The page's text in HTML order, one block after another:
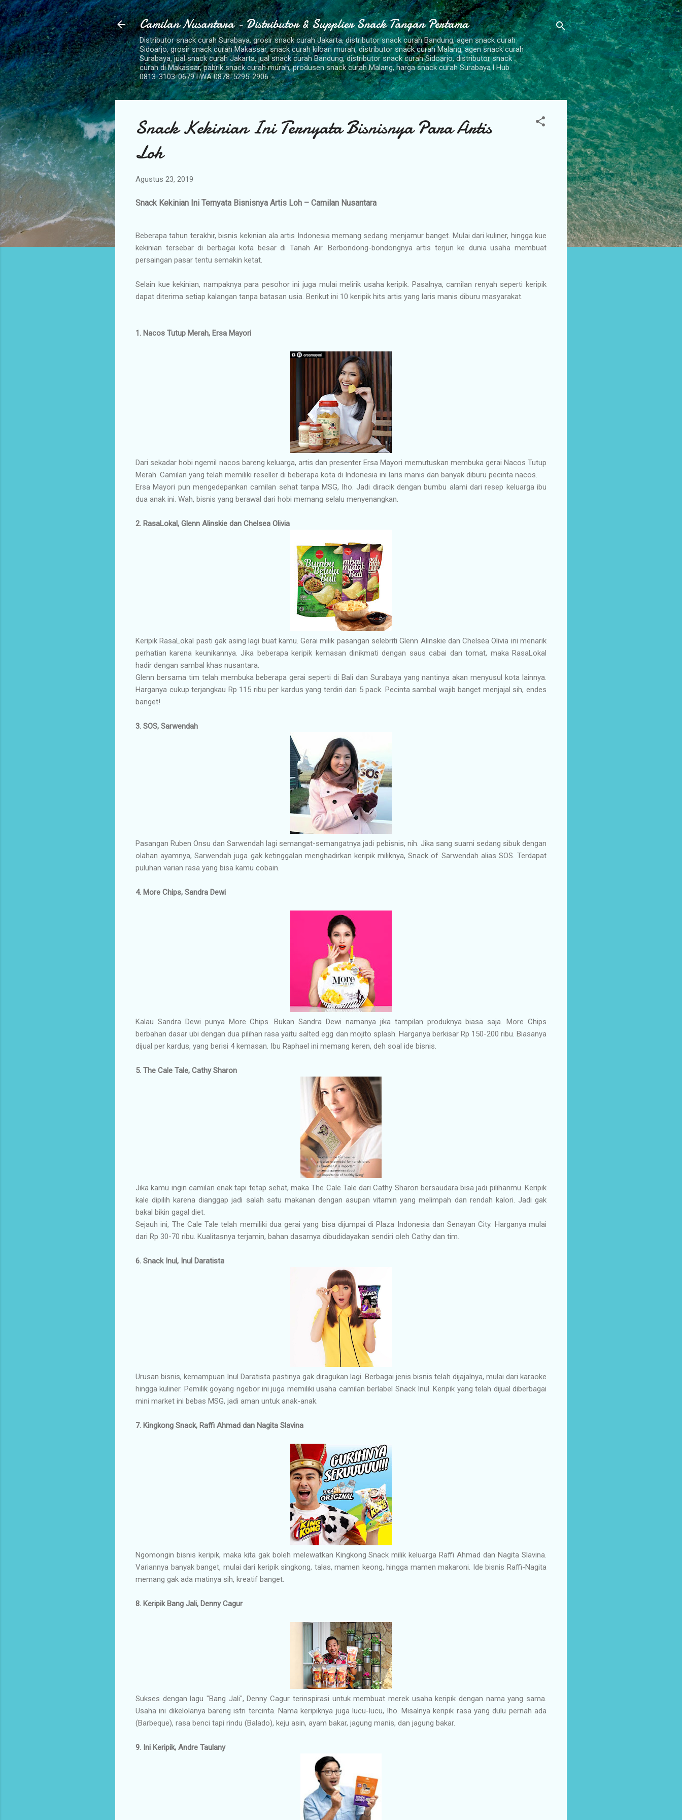
Langsung ke konten utama
Camilan Nusantara - Distributor & Supplier Snack Tangan Pertama
Distributor snack curah Surabaya, grosir snack curah Jakarta, distributor snack curah Bandung, agen snack curah
Sidoarjo, grosir snack curah Makassar, snack curah kiloan murah, distributor snack curah Malang, agen snack curah
Surabaya, jual snack curah Jakarta, jual snack curah Bandung, distributor snack curah Sidoarjo, distributor snack
curah di Makassar, pabrik snack curah murah, produsen snack curah Malang, harga snack curah Surabaya l Hub.
0813-3103-0679 l WA 0878-5295-2906
Snack Kekinian Ini Ternyata Bisnisnya Para Artis
Loh
Agustus 23, 2019
Snack Kekinian Ini Ternyata Bisnisnya Artis Loh – Camilan Nusantara
Beberapa tahun terakhir, bisnis kekinian ala artis Indonesia memang sedang menjamur banget. Mulai dari kuliner, hingga kue
kekinian tersebar di berbagai kota besar di Tanah Air. Berbondong-bondongnya artis terjun ke dunia usaha membuat
persaingan pasar tentu semakin ketat.
Selain kue kekinian, nampaknya para pesohor ini juga mulai melirik usaha keripik. Pasalnya, camilan renyah seperti keripik
dapat diterima setiap kalangan tanpa batasan usia. Berikut ini 10 keripik hits artis yang laris manis diburu masyarakat.
1. Nacos Tutup Merah, Ersa Mayori
Dari sekadar hobi ngemil nacos bareng keluarga, artis dan presenter Ersa Mayori memutuskan membuka gerai Nacos Tutup
Merah. Camilan yang telah memiliki reseller di beberapa kota di Indonesia ini laris manis dan banyak diburu pecinta nacos.
Ersa Mayori pun mengedepankan camilan sehat tanpa MSG, lho. Jadi diracik dengan bumbu alami dari resep keluarga ibu
dua anak ini. Wah, bisnis yang berawal dari hobi memang selalu menyenangkan.
2. RasaLokal, Glenn Alinskie dan Chelsea Olivia
Keripik RasaLokal pasti gak asing lagi buat kamu. Gerai milik pasangan selebriti Glenn Alinskie dan Chelsea Olivia ini menarik
perhatian karena keunikannya. Jika beberapa keripik kemasan dinikmati dengan saus cabai dan tomat, maka RasaLokal
hadir dengan sambal khas nusantara.
Glenn bersama tim telah membuka beberapa gerai seperti di Bali dan Surabaya yang nantinya akan menyusul kota lainnya.
Harganya cukup terjangkau Rp 115 ribu per kardus yang terdiri dari 5 pack. Pecinta sambal wajib banget menjajal sih, endes
banget!
3. SOS, Sarwendah
Pasangan Ruben Onsu dan Sarwendah lagi semangat-semangatnya jadi pebisnis, nih. Jika sang suami sedang sibuk dengan
olahan ayamnya, Sarwendah juga gak ketinggalan menghadirkan keripik miliknya, Snack of Sarwendah alias SOS. Terdapat
puluhan varian rasa yang bisa kamu cobain.
4. More Chips, Sandra Dewi
Kalau Sandra Dewi punya More Chips. Bukan Sandra Dewi namanya jika tampilan produknya biasa saja. More Chips
berbahan dasar ubi dengan dua pilihan rasa yaitu salted egg dan mojito splash. Harganya berkisar Rp 150-200 ribu. Biasanya
dijual per kardus, yang berisi 4 kemasan. Ibu Raphael ini memang keren, deh soal ide bisnis.
5. The Cale Tale, Cathy Sharon
Jika kamu ingin camilan enak tapi tetap sehat, maka The Cale Tale dari Cathy Sharon bersaudara bisa jadi pilihanmu. Keripik
kale dipilih karena dianggap jadi salah satu makanan dengan asupan vitamin yang melimpah dan rendah kalori. Jadi gak
bakal bikin gagal diet.
Sejauh ini, The Cale Tale telah memiliki dua gerai yang bisa dijumpai di Plaza Indonesia dan Senayan City. Harganya mulai
dari Rp 30-70 ribu. Kualitasnya terjamin, bahan dasarnya dibudidayakan sendiri oleh Cathy dan tim.
6. Snack Inul, Inul Daratista
Urusan bisnis, kemampuan Inul Daratista pastinya gak diragukan lagi. Berbagai jenis bisnis telah dijajalnya, mulai dari karaoke
hingga kuliner. Pemilik goyang ngebor ini juga memiliki usaha camilan berlabel Snack Inul. Keripik yang telah dijual diberbagai
mini market ini bebas MSG, jadi aman untuk anak-anak.
7. Kingkong Snack, Raffi Ahmad dan Nagita Slavina
Ngomongin bisnis keripik, maka kita gak boleh melewatkan Kingkong Snack milik keluarga Raffi Ahmad dan Nagita Slavina.
Variannya banyak banget, mulai dari keripik singkong, talas, mamen keong, hingga mamen makaroni. Ide bisnis Raffi-Nagita
memang gak ada matinya sih, kreatif banget.
8. Keripik Bang Jali, Denny Cagur
Sukses dengan lagu "Bang Jali", Denny Cagur terinspirasi untuk membuat merek usaha keripik dengan nama yang sama.
Usaha ini dikelolanya bareng istri tercinta. Nama keripiknya juga lucu-lucu, lho. Misalnya keripik rasa yang dulu pernah ada
(Barbeque), rasa benci tapi rindu (Balado), keju asin, ayam bakar, jagung manis, dan jagung bakar.
9. Ini Keripik, Andre Taulany